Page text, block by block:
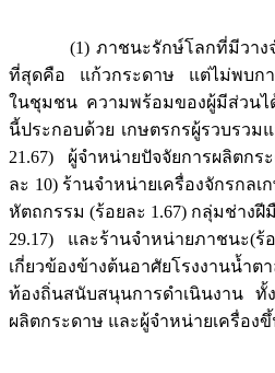
(1) ภาชนะรักษ์โลกที่มีวางจำ
ที่สุดคือ แก้วกระดาษ แต่ไม่พบกา
ในชุมชน ความพร้อมของผู้มีส่วนไ
นี้ประกอบด้วย เกษตรกรผู้รวบรวม
21.67) ผู้จำหน่ายปัจจัยการผลิตก
ละ 10) ร้านจำหน่ายเครื่องจักรกลเ
หัตถกรรม (ร้อยละ 1.67) กลุ่มช่างฝี
29.17) และร้านจำหน่ายภาชนะ(
เกี่ยวข้องข้างต้นอาศัยโรงงานน้ำต
ท้องถิ่นสนับสนุนการดำเนินงาน ทั้
ผลิตกระดาษ และผู้จำหน่ายเครื่องขึ้